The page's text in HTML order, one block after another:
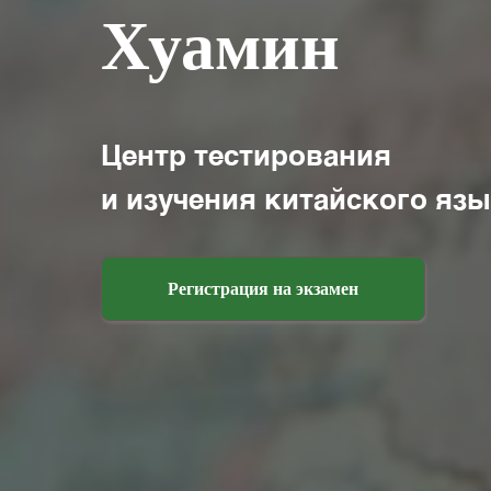
Хуамин
Центр тестирования
и изучения китайского
Регистрация на экзамен